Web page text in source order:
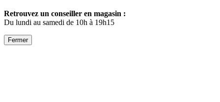
Retrouvez un conseiller en magasin :
Du lundi au samedi de 10h à 19h15
Fermer